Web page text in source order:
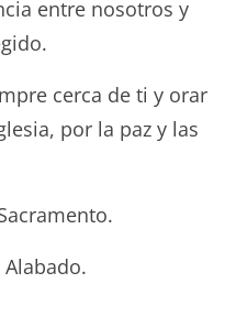
entre nosotros y
cerca de ti y orar
por la paz y las
y Alabado.